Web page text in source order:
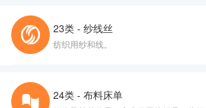
23类 - 纱线丝
纺织用纱和线。
24类 - 布料床单